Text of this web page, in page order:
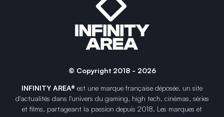
© Copyright 2018 - 2026
INFINITY AREA® est une marque française déposée, un site
d'actualités dans l'univers du gaming, high tech, cinémas, séries
et films, partageant la passion depuis 2018. Les marques et